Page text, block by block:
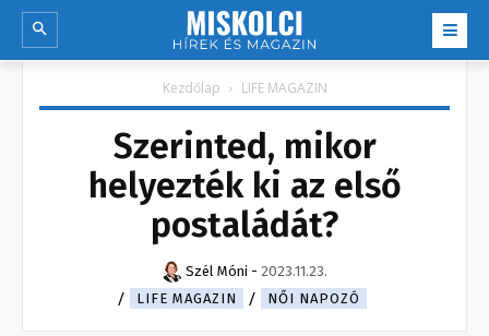
Kezdőlap LIFE MAGAZIN
Szerinted, mikor
helyezték ki az első
postaládát?
Szél Móni - 2023.11.23.
LIFE MAGAZIN
NŐI NAPOZÓ